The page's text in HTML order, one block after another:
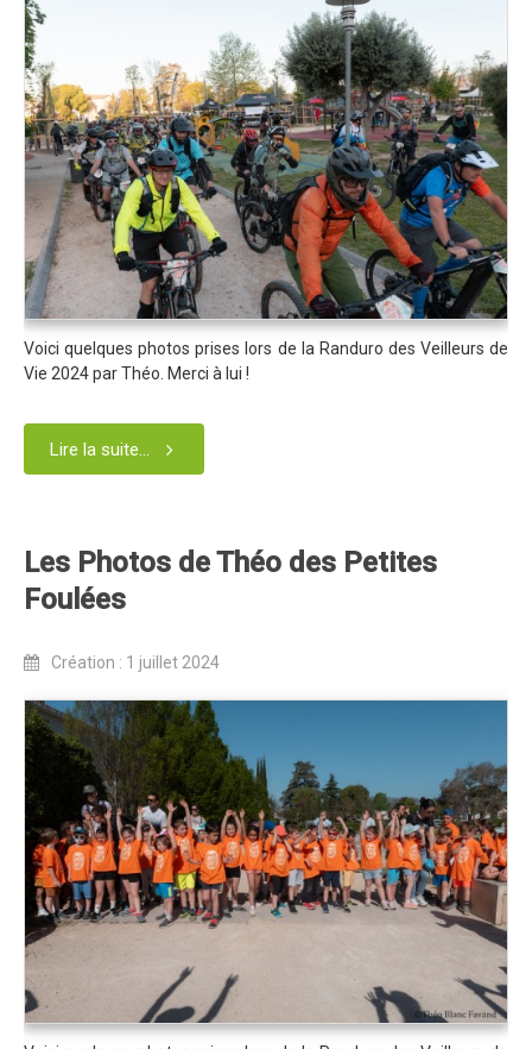
Retour sur l'Enduro 2016
Edition 2016
Blog 2016
Bilan de l'Enduro 2016
Résultats
Photos & Vidéos
Liste des inscrits
Programme de la journée
Partenaires
Blog 2015
Résultats
Photos
Partenaires
Edition 2014
Blog 2014
Résultats
Vidéos
Le site de l'Enduro...
La page facebook de l'Enduro...
Contact
Voici quelques photos prises lors de la Randuro des Veilleurs de
Vie 2024 par Théo. Merci à lui !
Lire la suite...
Les Photos de Théo des Petites
Foulées
Création : 1 juillet 2024